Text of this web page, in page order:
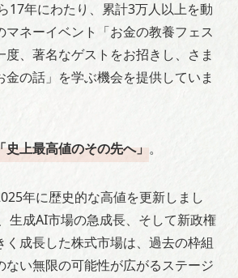
17年にわたり、累計3万人以上を動
マネーイベント「お金の教養フェス
度、著名なゲストをお招きし、さま
金の話」を学ぶ機会を提供していま
史上最高値のその先へ」。
年に歴史的な高値を更新しまし
生成AI市場の急成長、そして新政権
く成長した株式市場は、過去の枠組
ない無限の可能性が広がるステージ